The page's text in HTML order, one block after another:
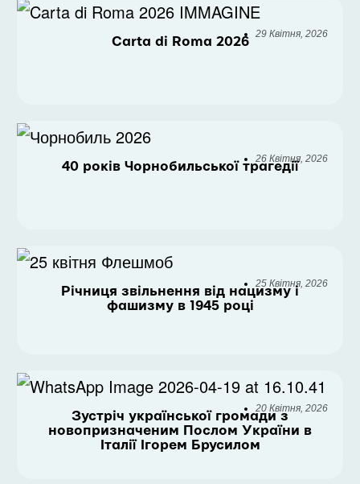
29 Квітня, 2026
Carta di Roma 2026
26 Квітня, 2026
40 років Чорнобильської трагедії
25 Квітня, 2026
Річниця звільнення від нацизму і
фашизму в 1945 році
20 Квітня, 2026
Зустріч української громади з
новопризначеним Послом України в
Італії Ігорем Брусилом